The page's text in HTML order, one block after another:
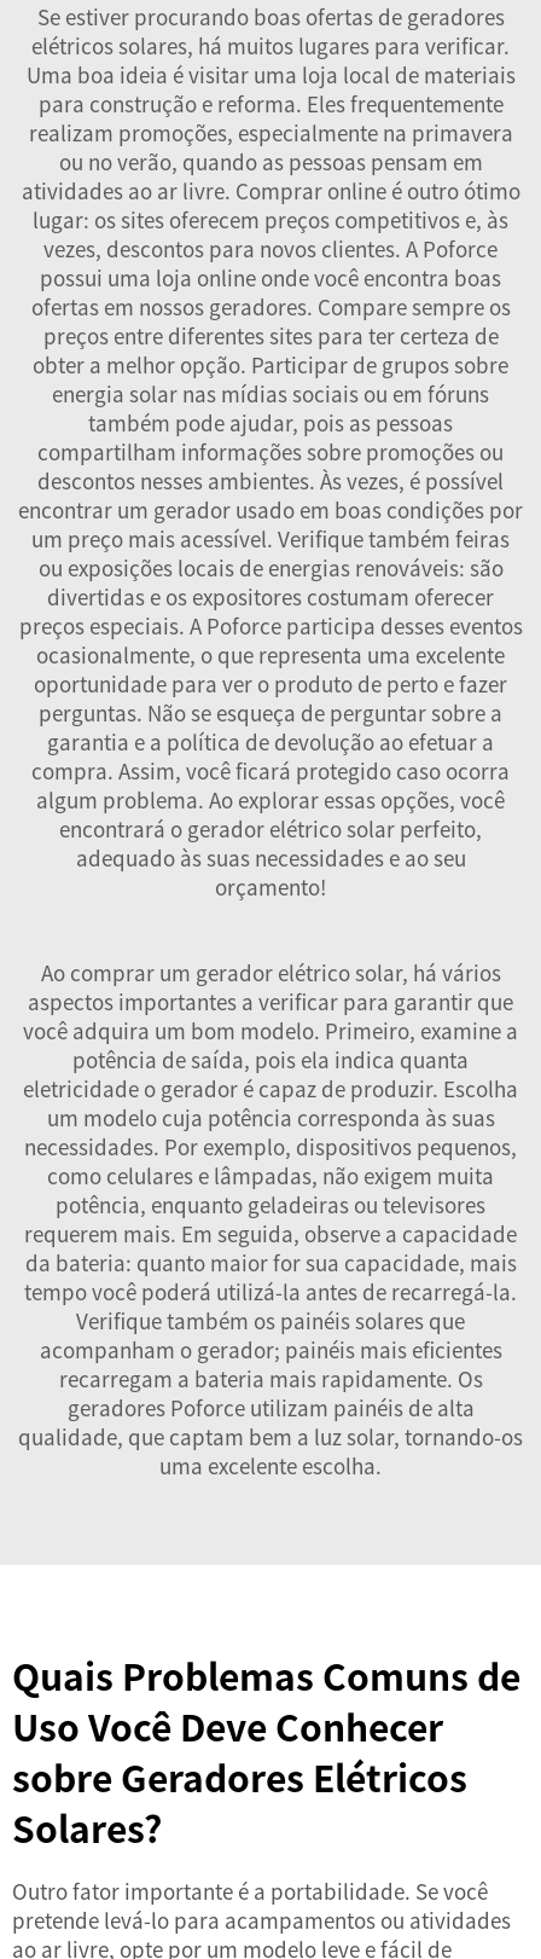
Se estiver procurando boas ofertas de geradores
elétricos solares, há muitos lugares para verificar.
Uma boa ideia é visitar uma loja local de materiais
para construção e reforma. Eles frequentemente
realizam promoções, especialmente na primavera
ou no verão, quando as pessoas pensam em
atividades ao ar livre. Comprar online é outro ótimo
lugar: os sites oferecem preços competitivos e, às
vezes, descontos para novos clientes. A Poforce
possui uma loja online onde você encontra boas
ofertas em nossos geradores. Compare sempre os
preços entre diferentes sites para ter certeza de
obter a melhor opção. Participar de grupos sobre
energia solar nas mídias sociais ou em fóruns
também pode ajudar, pois as pessoas
compartilham informações sobre promoções ou
descontos nesses ambientes. Às vezes, é possível
encontrar um gerador usado em boas condições por
um preço mais acessível. Verifique também feiras
ou exposições locais de energias renováveis: são
divertidas e os expositores costumam oferecer
preços especiais. A Poforce participa desses eventos
ocasionalmente, o que representa uma excelente
oportunidade para ver o produto de perto e fazer
perguntas. Não se esqueça de perguntar sobre a
garantia e a política de devolução ao efetuar a
compra. Assim, você ficará protegido caso ocorra
algum problema. Ao explorar essas opções, você
encontrará o gerador elétrico solar perfeito,
adequado às suas necessidades e ao seu
orçamento!
Ao comprar um gerador elétrico solar, há vários
aspectos importantes a verificar para garantir que
você adquira um bom modelo. Primeiro, examine a
potência de saída, pois ela indica quanta
eletricidade o gerador é capaz de produzir. Escolha
um modelo cuja potência corresponda às suas
necessidades. Por exemplo, dispositivos pequenos,
como celulares e lâmpadas, não exigem muita
potência, enquanto geladeiras ou televisores
requerem mais. Em seguida, observe a capacidade
da bateria: quanto maior for sua capacidade, mais
tempo você poderá utilizá-la antes de recarregá-la.
Verifique também os painéis solares que
acompanham o gerador; painéis mais eficientes
recarregam a bateria mais rapidamente. Os
geradores Poforce utilizam painéis de alta
qualidade, que captam bem a luz solar, tornando-os
uma excelente escolha.
Quais Problemas Comuns de
Uso Você Deve Conhecer
sobre Geradores Elétricos
Solares?
Outro fator importante é a portabilidade. Se você
pretende levá-lo para acampamentos ou atividades
ao ar livre, opte por um modelo leve e fácil de